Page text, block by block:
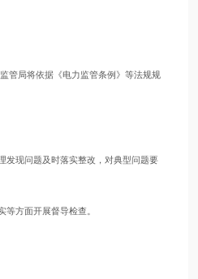
管局将依据《电力监管条例》等法规规
发现问题及时落实整改，对典型问题要
方面开展督导检查。